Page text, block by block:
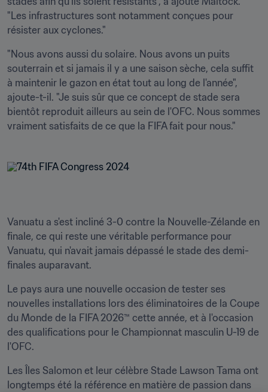
"Les infrastructures sont notamment conçues pour
résister aux cyclones."
"Nous avons aussi du solaire. Nous avons un puits
souterrain et si jamais il y a une saison sèche, cela suffit
à maintenir le gazon en état tout au long de l'année",
ajoute-t-il. "Je suis sûr que ce concept de stade sera
bientôt reproduit ailleurs au sein de l'OFC. Nous sommes
vraiment satisfaits de ce que la FIFA fait pour nous."
Vanuatu a s'est incliné 3-0 contre la Nouvelle-Zélande en
finale, ce qui reste une véritable performance pour
Vanuatu, qui n'avait jamais dépassé le stade des demi-
finales auparavant.
Le pays aura une nouvelle occasion de tester ses
nouvelles installations lors des éliminatoires de la Coupe
du Monde de la FIFA 2026™ cette année, et à l'occasion
des qualifications pour le Championnat masculin U-19 de
l'OFC.
Les Îles Salomon et leur célèbre Stade Lawson Tama ont
longtemps été la référence en matière de passion dans